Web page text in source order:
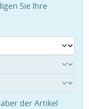
Sie Ihre
der Artikel